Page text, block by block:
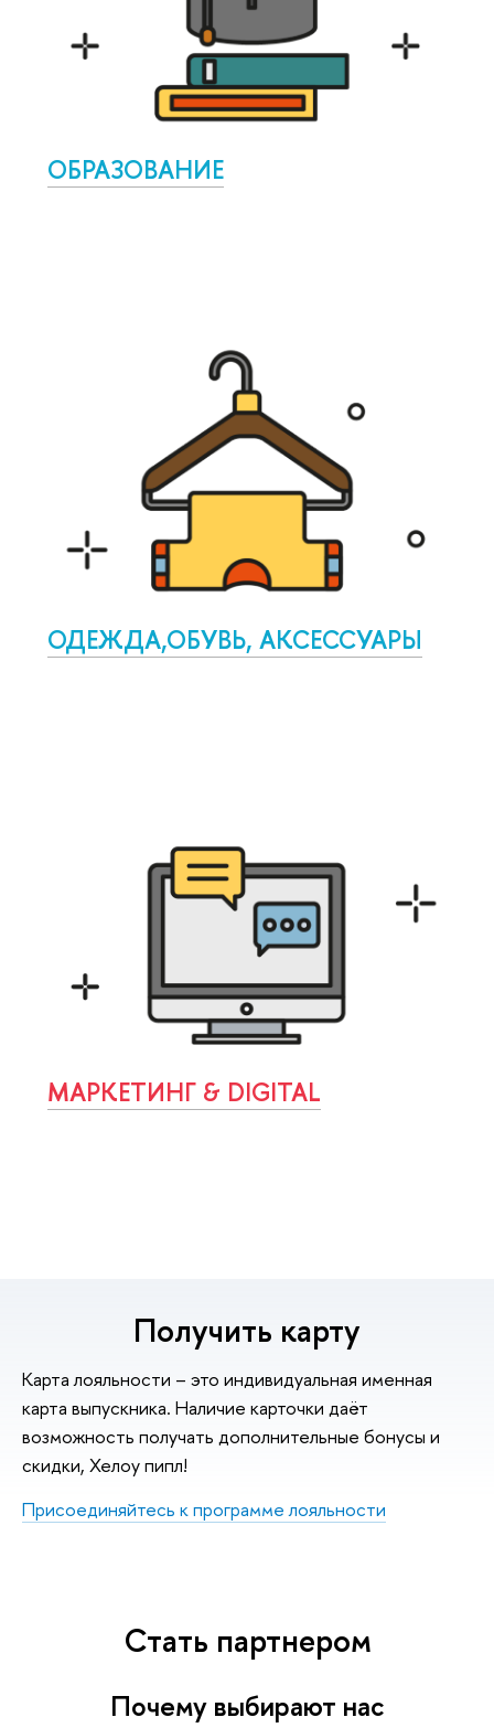
ОБРАЗОВАНИЕ
ОДЕЖДА,ОБУВЬ, АКСЕССУАРЫ
МАРКЕТИНГ & DIGITAL
Получить карту
Карта лояльности – это индивидуальная именная
карта выпускника. Наличие карточки даёт
возможность получать дополнительные бонусы и
скидки, Хелоу пипл!
Присоединяйтесь к программе лояльности
Стать партнером
Почему выбирают нас